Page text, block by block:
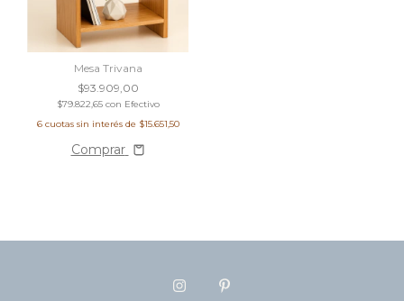
Mesa Trivana
$93.909,00
$79.822,65 con Efectivo
6 cuotas sin interés de $15.651,50
Comprar